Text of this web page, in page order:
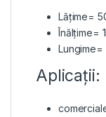
Lățime=
Înălțime=
Lungime=
Aplicații: